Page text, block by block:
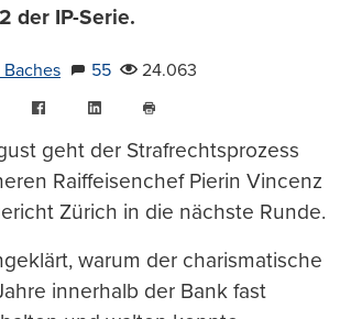
der IP-Serie.
55
24.063
Twitter FacebookLinkedIn
drucken
geht der Strafrechtsprozess
Raiffeisenchef Pierin Vincenz
Zürich in die nächste Runde.
warum der charismatische
innerhalb der Bank fast